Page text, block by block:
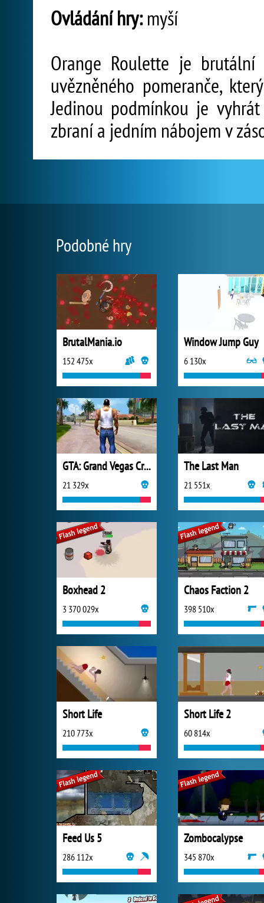
Ovládání hry:myší
Orange Roulette je
uvězněného pomeranče,
Jedinou podmínkou je
zbraní a jedním nábojem v
Podobné hry
BrutalMania.io
152 475x
Window Jump Guy
6 130x
GTA: Grand Vegas Crime
21 329x
The Last Man
21 551x
Boxhead 2
3 370 029x
Chaos Faction 2
398 510x
Short Life
210 773x
Short Life 2
60 814x
Feed Us 5
286 112x
Zombocalypse
345 870x